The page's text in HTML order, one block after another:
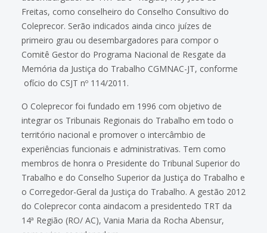
Freitas, como conselheiro do Conselho Consultivo do
Coleprecor. Serão indicados ainda cinco juízes de
primeiro grau ou desembargadores para compor o
Comitê Gestor do Programa Nacional de Resgate da
Memória da Justiça do Trabalho CGMNAC-JT, conforme
ofício do CSJT nº 114/2011.
O Coleprecor foi fundado em 1996 com objetivo de
integrar os Tribunais Regionais do Trabalho em todo o
território nacional e promover o intercâmbio de
experiências funcionais e administrativas. Tem como
membros de honra o Presidente do Tribunal Superior do
Trabalho e do Conselho Superior da Justiça do Trabalho e
o Corregedor-Geral da Justiça do Trabalho. A gestão 2012
do Coleprecor conta aindacom a presidentedo TRT da
14ª Região (RO/ AC), Vania Maria da Rocha Abensur,